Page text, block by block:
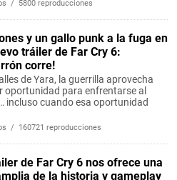
/ 5800 reproducciones
y un gallo punk a la fuga en
tráiler de Far Cry 6:
corre!
de Yara, la guerrilla aprovecha
oportunidad para enfrentarse al
incluso cuando esa oportunidad
/ 160721 reproducciones
de Far Cry 6 nos ofrece una
de la historia y gameplay